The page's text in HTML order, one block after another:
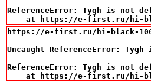
ReferenceError: Tygh is not
at https://e-first.ru/hi-
https://e-first.ru/hi-black-
Uncaught ReferenceError:
ReferenceError: Tygh is not
at https://e-first.ru/hi-